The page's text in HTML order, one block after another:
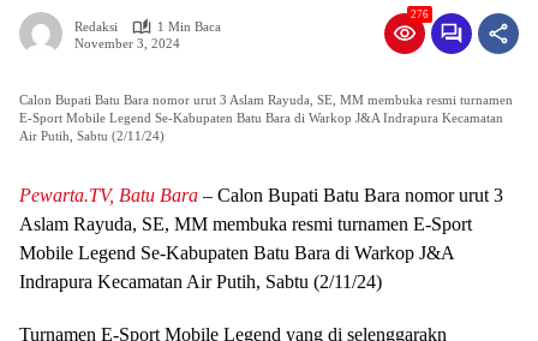
Redaksi
1 Min Baca
November 3, 2024
276
Calon Bupati Batu Bara nomor urut 3 Aslam Rayuda, SE, MM membuka resmi turnamen
E-Sport Mobile Legend Se-Kabupaten Batu Bara di Warkop J&A Indrapura Kecamatan
Air Putih, Sabtu (2/11/24)
Pewarta.TV, Batu Bara – Calon Bupati Batu Bara nomor urut 3
Aslam Rayuda, SE, MM membuka resmi turnamen E-Sport
Mobile Legend Se-Kabupaten Batu Bara di Warkop J&A
Indrapura Kecamatan Air Putih, Sabtu (2/11/24)
Turnamen E-Sport Mobile Legend yang di selenggarakn